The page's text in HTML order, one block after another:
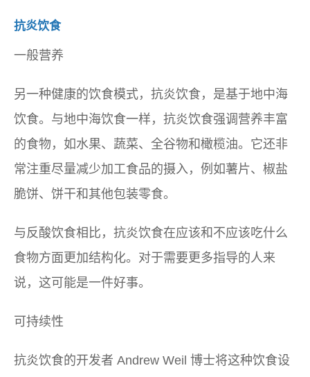
抗炎饮食
一般营养
另一种健康的饮食模式，抗炎饮食，是基于地中海
饮食。与地中海饮食一样，抗炎饮食强调营养丰富
的食物，如水果、蔬菜、全谷物和橄榄油。它还非
常注重尽量减少加工食品的摄入，例如薯片、椒盐
脆饼、饼干和其他包装零食。
与反酸饮食相比，抗炎饮食在应该和不应该吃什么
食物方面更加结构化。对于需要更多指导的人来
说，这可能是一件好事。
可持续性
抗炎饮食的开发者 Andrew Weil 博士将这种饮食设